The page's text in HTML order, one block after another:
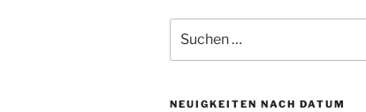
nach:
NEUIGKEITEN NACH DATUM